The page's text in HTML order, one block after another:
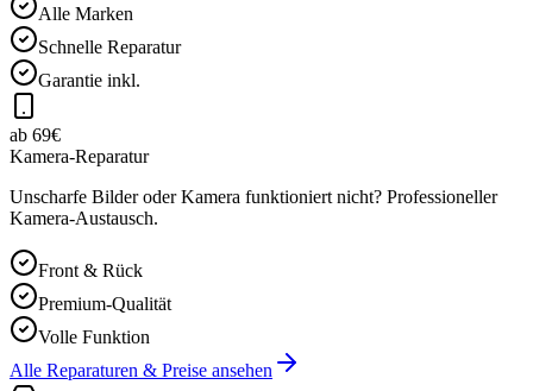
Alle Marken
Schnelle Reparatur
Garantie inkl.
ab 69€
Kamera-Reparatur
Unscharfe Bilder oder Kamera funktioniert nicht? Professioneller
Kamera-Austausch.
Front & Rück
Premium-Qualität
Volle Funktion
Alle Reparaturen & Preise ansehen